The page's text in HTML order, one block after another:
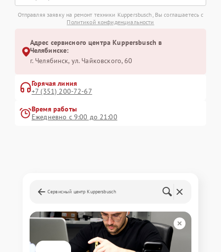
Отправляя заявку на ремонт техники Kuppersbusch, Вы соглашаетесь с
Политикой конфиденциальности
Адрес сервисного центра Kuppersbusch в
Челябинске:
г. Челябинск, ул. Чайковского, 60
Горячая линия
+7 (351) 200-72-67
Время работы
Ежедневно с 9:00 до 21:00
Сервисный центр Kuppersbusch